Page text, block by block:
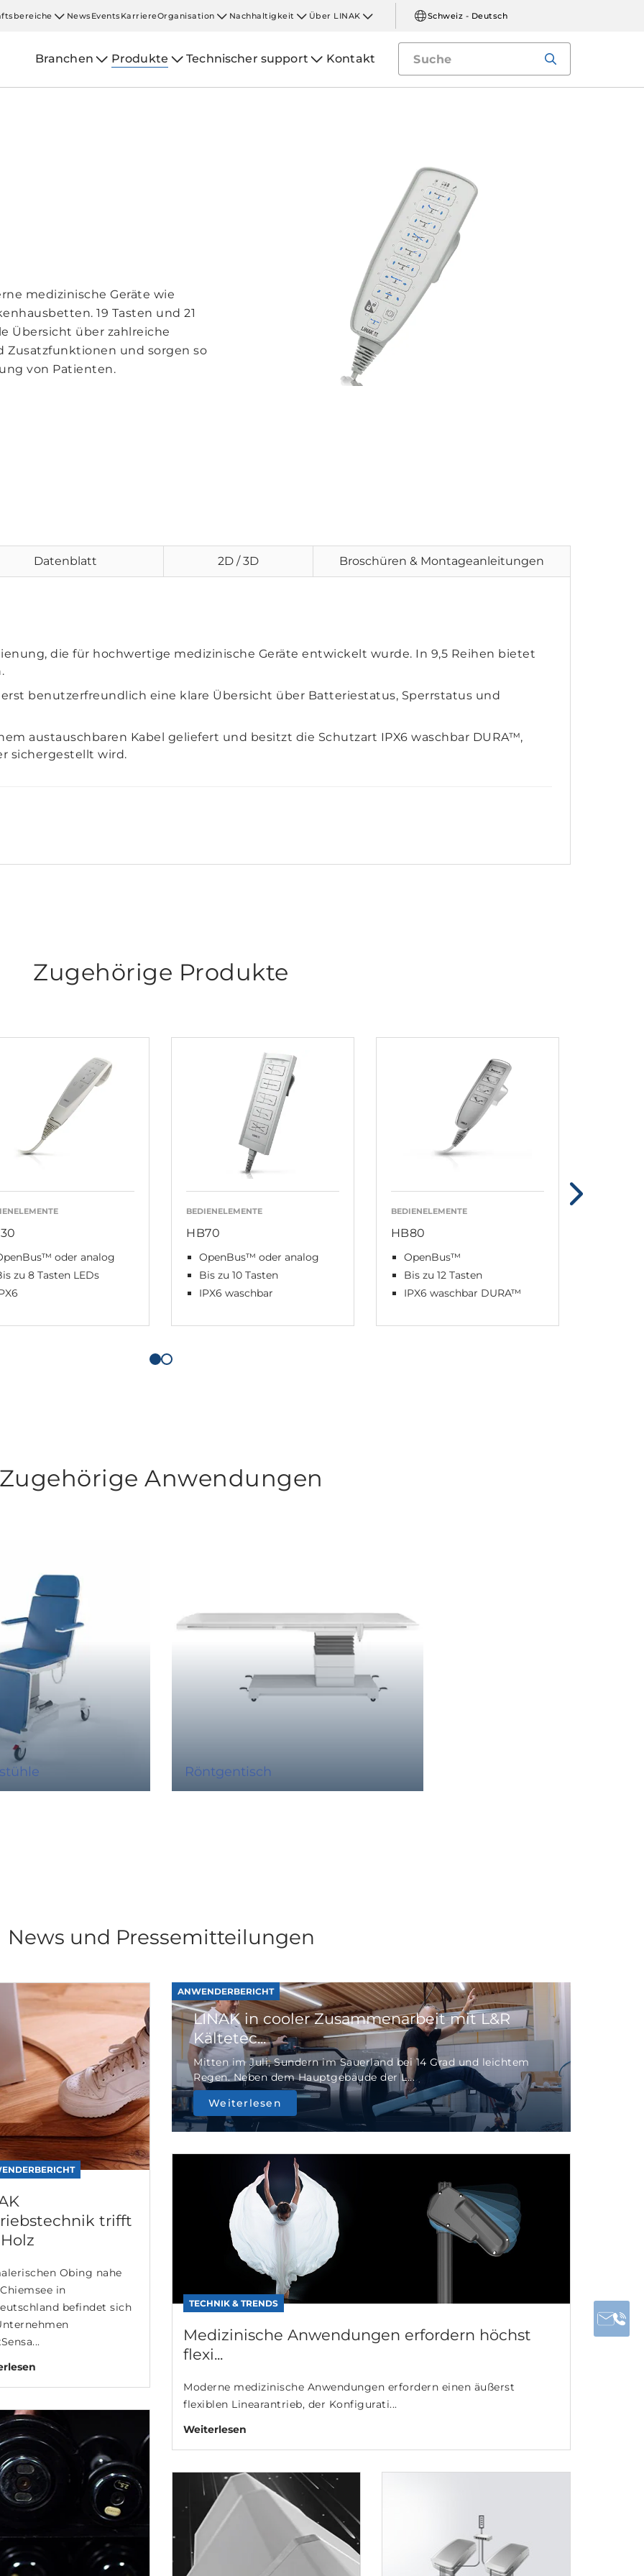
NewsEventsKarriereOrganisation Nachhaltigkeit Über LINAK Schweiz - Deutsch
Branchen Produkte Technischer support Kontakt
medizinische Geräte wie
19 Tasten und 21
Übersicht über zahlreiche
Zusatzfunktionen und sorgen so
von Patienten.
Datenblatt 2D / 3D Broschüren & Montageanleitungen
die für hochwertige medizinische Geräte entwickelt wurde. In 9,5 Reihen bietet
benutzerfreundlich eine klare Übersicht über Batteriestatus, Sperrstatus und
austauschbaren Kabel geliefert und besitzt die Schutzart IPX6 waschbar DURA™,
sichergestellt wird.
Zugehörige Produkte
oder analog
zu 8 Tasten LEDs
BEDIENELEMENTE
HB70
OpenBus™ oder analog
Bis zu 10 Tasten
IPX6 waschbar
BEDIENELEMENTE
HB80
OpenBus™
Bis zu 12 Tasten
IPX6 waschbar DURA™
Anwendungen
Röntgentisch
News und Pressemitteilungen
trifft
Obing nahe
in
befindet sich
ANWENDERBERICHT
LINAK in cooler Zusammenarbeit mit L&R
Kältetec...
Mitten im Juli, Sundern im Sauerland bei 14 Grad und leichtem
Regen. Neben dem Hauptgebäude der L...
Weiterlesen
TECHNIK & TRENDS
Medizinische Anwendungen erfordern höchst
flexi...
Moderne medizinische Anwendungen erfordern einen äußerst
flexiblen Linearantrieb, der Konfigurati...
Weiterlesen